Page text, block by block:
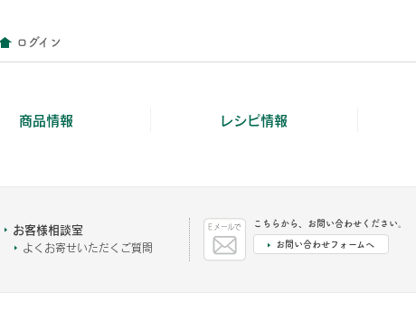
ログイン
商品情報 レシピ情報
お客様相談室
よくお寄せいただくご質問
こちらから、お問い合わせください。
お問い合わせフォームへ